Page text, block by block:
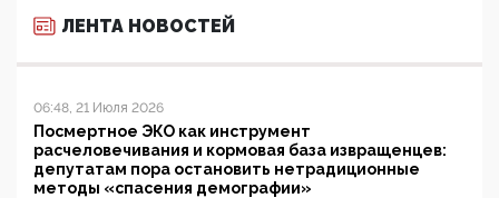
ЛЕНТА НОВОСТЕЙ
06:48, 21 Июля 2026
Посмертное ЭКО как инструмент
расчеловечивания и кормовая база извращенцев:
депутатам пора остановить нетрадиционные
методы «спасения демографии»